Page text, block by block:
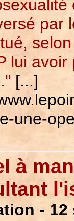
par
lui
[...]
une-
à
- 12